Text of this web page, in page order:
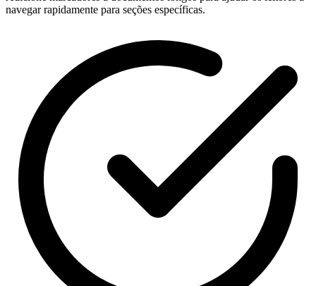
navegar rapidamente para seções específicas.